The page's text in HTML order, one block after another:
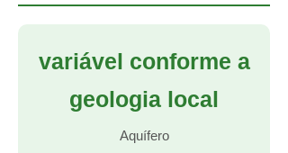
variável conforme a
geologia local
Aquífero